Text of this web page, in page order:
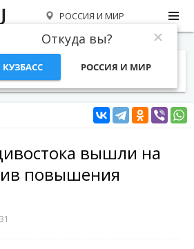
РОССИЯ И МИР
Откуда вы?
КУЗБАСС РОССИЯ И МИР
ТЕМЫ ФОТО
вышли на
повышения